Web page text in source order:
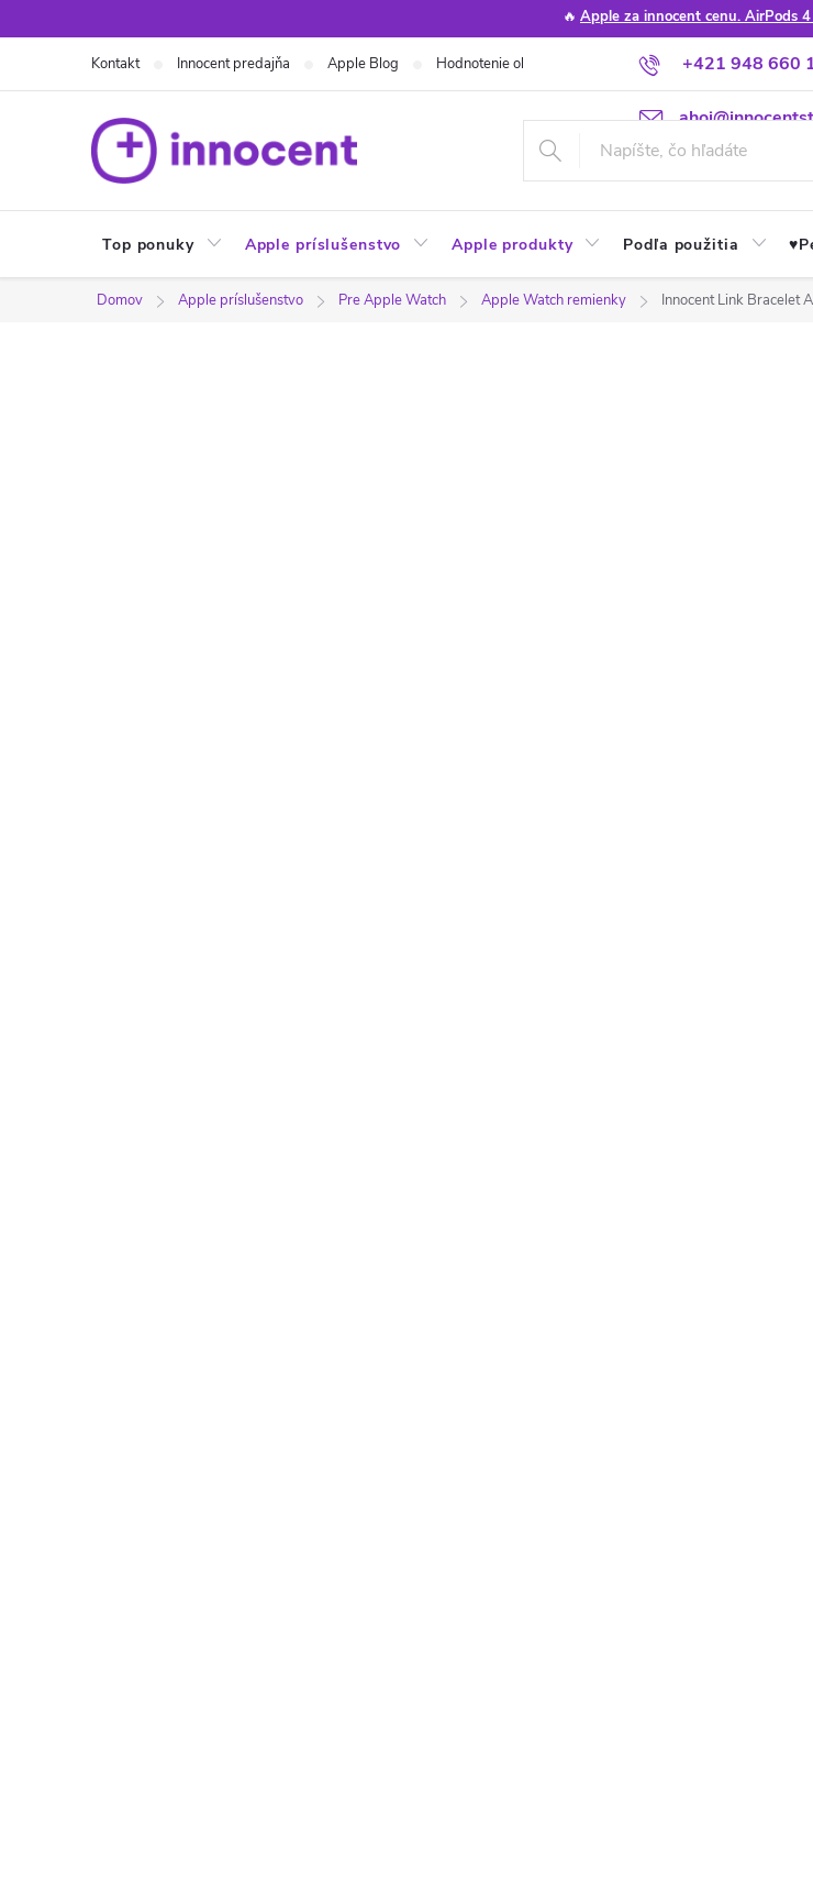
na
🔥 Apple za innocent cenu. AirPods
+421 948 660
Kontakt Innocent predajňa Apple Blog Hodnotenie obchodu Poradňa Apple návody a
Top ponuky Apple príslušenstvo Apple produkty Podľa použitia
Domov Apple príslušenstvo Pre Apple Watch Apple Watch remienky Innocent Link Bracelet